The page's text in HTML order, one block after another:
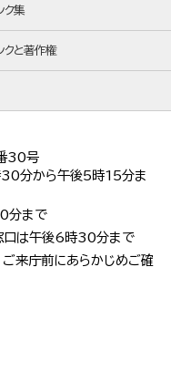
ク集
クと著作権
30号
分から午後5時15分ま
分まで
口は午後6時30分まで
ご来庁前にあらかじめご確